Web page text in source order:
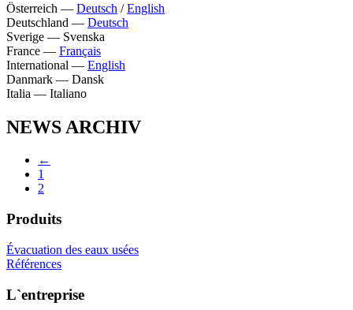
Österreich — Deutsch /English
Deutschland — Deutsch
Sverige — Svenska
France — Français
International — English
Danmark — Dansk
Italia — Italiano
NEWS ARCHIV
←
1
2
Produits
Évacuation des eaux usées
Références
L`entreprise